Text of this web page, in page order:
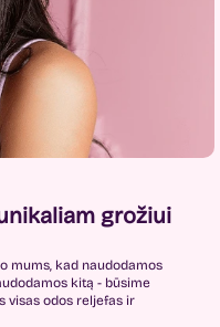
grožiui
mums, kad naudodamos
kitą - būsime
visas odos reljefas ir